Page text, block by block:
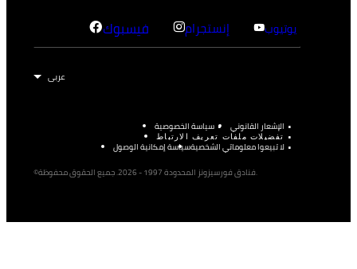
فيسبوك إنستجرام يوتيوب
الإشعار القانوني سياسة الخصوصية
تفضيلات ملفات تعريف الارتباط
لا تبيعوا معلوماتي الشخصيةسياسة إمكانية الوصول
©فنادق فورسيزونز المحدودة 1997 - 2026. جميع الحقوق محفوظة.